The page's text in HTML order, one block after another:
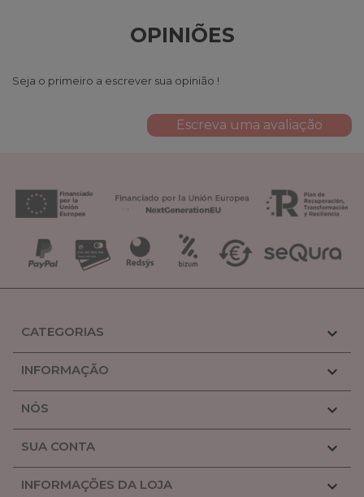
OPINIÕES
Seja o primeiro a escrever sua opinião !
Escreva uma avaliação
CATEGORIAS 
INFORMAÇÃO 
NÓS 
SUA CONTA 
INFORMAÇÕES DA LOJA 